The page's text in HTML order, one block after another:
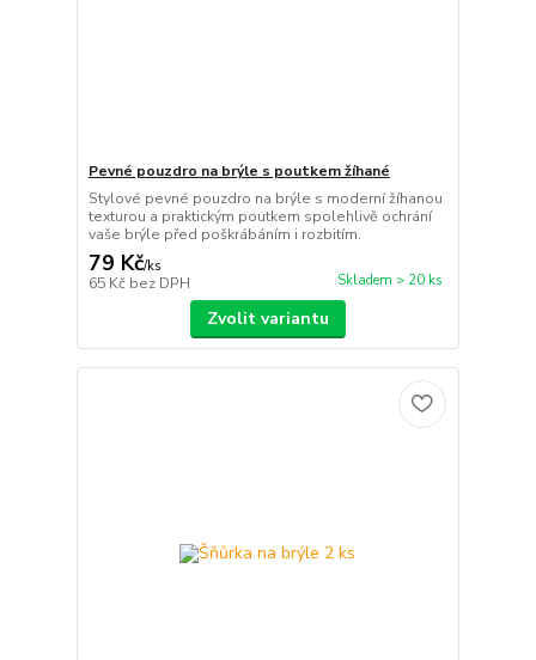
Pevné pouzdro na brýle s poutkem žíhané
Stylové pevné pouzdro na brýle s moderní žíhanou
texturou a praktickým poutkem spolehlivě ochrání
vaše brýle před poškrábáním i rozbitím.
79 Kč/ks
65 Kč bez DPH Skladem > 20 ks
Zvolit variantu